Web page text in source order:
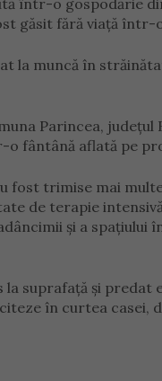
într-o gospodărie
găsit fără viață într-
la muncă în
Parincea,
o fântână aflată pe
fost trimise mai
de terapie
și a
la suprafață și
în curtea casei,